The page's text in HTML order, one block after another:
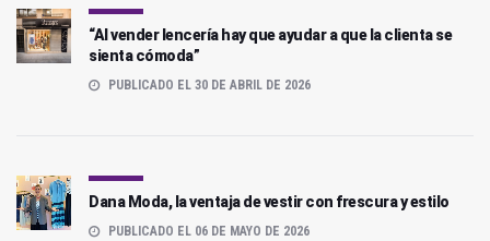
“Al vender lencería hay que ayudar a que la clienta se
sienta cómoda”
PUBLICADO EL 30 DE ABRIL DE 2026
Dana Moda, la ventaja de vestir con frescura y estilo
PUBLICADO EL 06 DE MAYO DE 2026